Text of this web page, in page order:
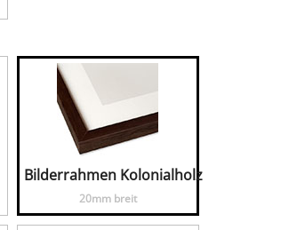
Bilderrahmen Kolonialholz
20mm breit